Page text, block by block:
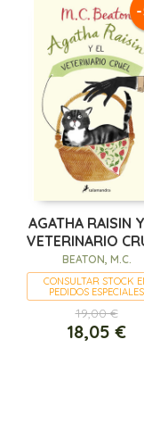
AGATHA RAISIN
VETERINARIO
BEATON, M.C.
CONSULTAR STOCK
PEDIDOS ESPECIALES
19,00 €
18,05 €